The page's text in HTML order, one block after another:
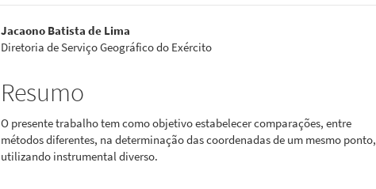
Conteúdo
do
artigo
principal
Jacaono Batista de Lima
Diretoria de Serviço Geográfico do Exército
Resumo
O presente trabalho tem como objetivo estabelecer comparações, entre
métodos diferentes, na determinação das coordenadas de um mesmo ponto,
utilizando instrumental diverso.